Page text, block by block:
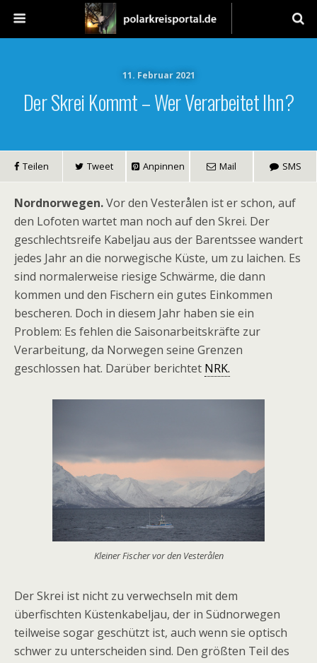
11. Februar 2021
Der Skrei Kommt – Wer Verarbeitet Ihn?
Teilen Tweet Anpinnen Mail SMS
Nordnorwegen.Vor den Vesterålen ist er schon, auf
den Lofoten wartet man noch auf den Skrei. Der
geschlechtsreife Kabeljau aus der Barentssee wandert
jedes Jahr an die norwegische Küste, um zu laichen. Es
sind normalerweise riesige Schwärme, die dann
kommen und den Fischern ein gutes Einkommen
bescheren. Doch in diesem Jahr haben sie ein
Problem: Es fehlen die Saisonarbeitskräfte zur
Verarbeitung, da Norwegen seine Grenzen
geschlossen hat. Darüber berichtet NRK.
Kleiner Fischer vor den Vesterålen
Der Skrei ist nicht zu verwechseln mit dem
überfischten Küstenkabeljau, der in Südnorwegen
teilweise sogar geschützt ist, auch wenn sie optisch
schwer zu unterscheiden sind. Den größten Teil des